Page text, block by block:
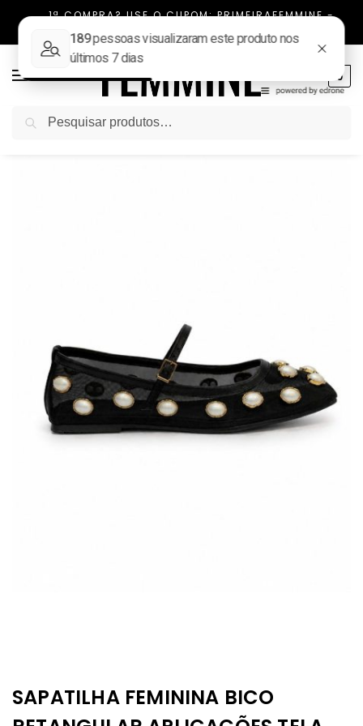
1ª COMPRA? USE O CUPOM: PRIMEIRAFEMMINE -
0
Início / NOVIDADES / Sapatilha Feminina Bico Retangular Aplicações Tela Emily Preta
SAPATILHA FEMININA BICO